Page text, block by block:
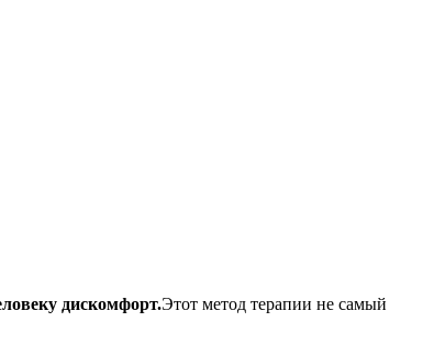
дискомфорт.Этот метод терапии не самый